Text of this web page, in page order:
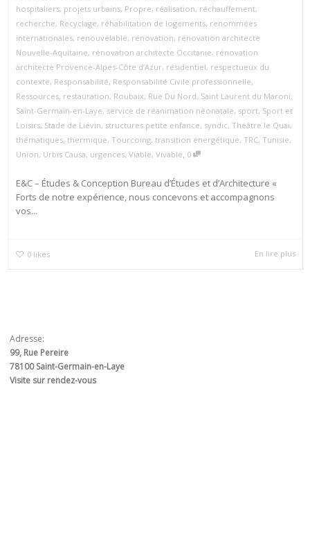
hospitaliers, projets urbains, Propre, réalisation, réchauffement,
recherche, Recyclage, réhabilitation de logements, renommées
internationales, renouvelable, rénovation, rénovation architecte
Nouvelle‑Aquitaine, rénovation architecte Occitanie, rénovation
architecte Provence‑Alpes‑Côte d’Azur, résidentiel, respectueux du
contexte, Responsabilité, Responsabilité Civile professionnelle,
Ressources, restauration, Roubaix, Rue Du Nord, Saint Laurent du Maroni,
Saint-Germain-en-Laye, service de réanimation néonatale, sport, Sport et
Loisirs, Stade de Liévin, structures petite enfance, syndic, Théâtre le Quai,
thématiques, thermique, Tourcoing, transition énergétique, TRC, Tunisie,
Union, Urbis Causa, urgences, Viable, Vivable, 0
E&C – Études & Conception Bureau d’Études et d’Architecture «
Forts de notre expérience, nous concevons et accompagnons
vos...
0 likes En lire plus
Adresse:
99, Rue Pereire
78100 Saint-Germain-en-Laye
Visite sur rendez-vous